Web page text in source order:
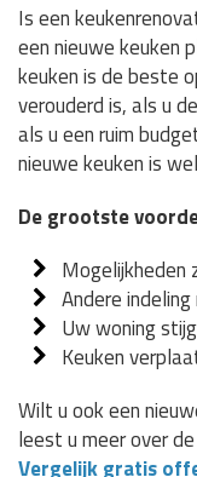
Is een
een nieuwe keuken
keuken is de beste
verouderd is, als u
als u een ruim
nieuwe keuken is
De grootste
Mogelijkheden
Andere
Uw woning
Keuken
Wilt u ook een
leest u meer over
Vergelijk gratis